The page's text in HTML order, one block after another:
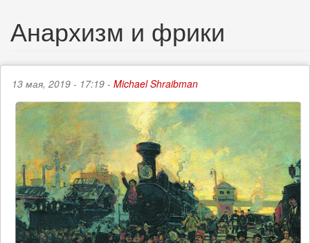
Анархизм и фрики
13 мая, 2019 - 17:19 - Michael Shraibman